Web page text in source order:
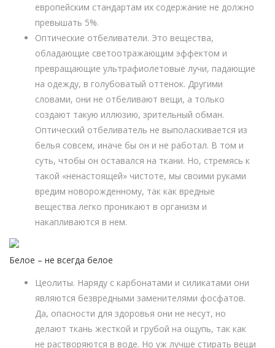
европейским стандартам их содержание не должно
превышать 5%.
Оптические отбеливатели. Это вещества,
обладающие светоотражающим эффектом и
превращающие ультрафиолетовые лучи, падающие
на одежду, в голубоватый оттенок. Другими
словами, они не отбеливают вещи, а только
создают такую иллюзию, зрительный обман.
Оптический отбеливатель не выполаскивается из
белья совсем, иначе бы он и не работал. В том и
суть, чтобы он оставался на ткани. Но, стремясь к
такой «ненастоящей» чистоте, мы своими руками
вредим новорожденному, так как вредные
вещества легко проникают в организм и
накапливаются в нем.
Белое – не всегда белое
Цеолиты. Наряду с карбонатами и силикатами они
являются безвредными заменителями фосфатов.
Да, опасности для здоровья они не несут, но
делают ткань жесткой и грубой на ощупь, так как
не растворяются в воде. Но уж лучше стирать вещи